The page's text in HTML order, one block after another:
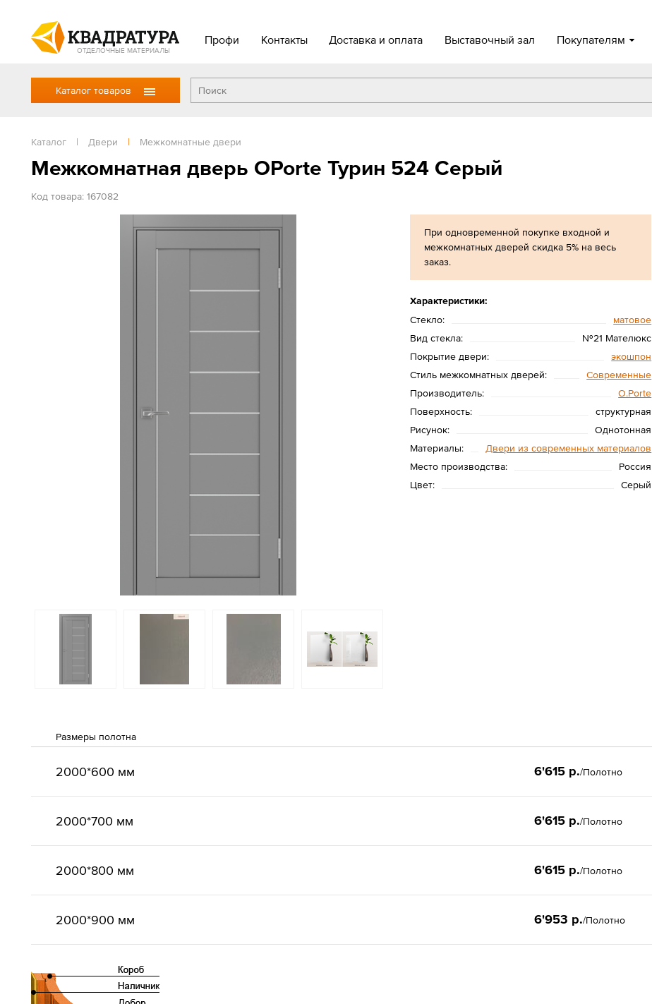
ОТДЕЛОЧНЫЕ МАТЕРИАЛЫ
Профи Контакты Доставка и оплата Выставочный зал Покупателям
Каталог товаров
Каталог | Двери | Межкомнатные двери
Межкомнатная дверь OPorte Турин 524 Серый
Код товара: 167082
При одновременной покупке входной и
межкомнатных дверей скидка 5% на весь
заказ.
Характеристики:
Стекло:
матовое
Вид стекла:
№21 Мателюкс
Покрытие двери:
экошпон
Стиль межкомнатных дверей:
Современные
Производитель:
O.Porte
Поверхность:
структурная
Рисунок:
Однотонная
Материалы:
Двери из современных материалов
Место производства:
Россия
Цвет:
Серый
Размеры полотна
2000*600 мм 6'615 р./Полотно
2000*700 мм 6'615 р./Полотно
2000*800 мм 6'615 р./Полотно
2000*900 мм 6'953 р./Полотно